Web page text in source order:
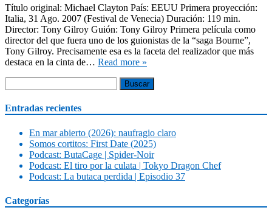
Título original: Michael Clayton País: EEUU Primera proyección:
Italia, 31 Ago. 2007 (Festival de Venecia) Duración: 119 min.
Director: Tony Gilroy Guión: Tony Gilroy Primera película como
director del que fuera uno de los guionistas de la “saga Bourne”,
Tony Gilroy. Precisamente esa es la faceta del realizador que más
destaca en la cinta de… Read more »
Entradas recientes
En mar abierto (2026): naufragio claro
Somos cortitos: First Date (2025)
Podcast: ButaCage | Spider-Noir
Podcast: El tiro por la culata | Tokyo Dragon Chef
Podcast: La butaca perdida | Episodio 37
Categorías